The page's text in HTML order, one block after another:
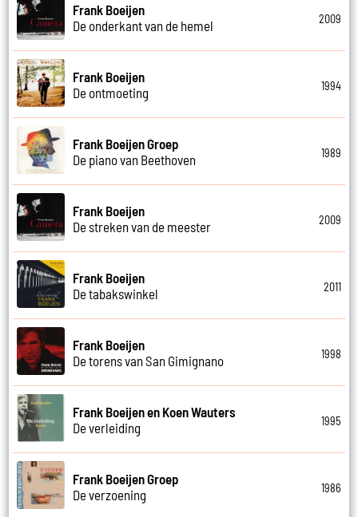
Frank Boeijen
De onderkant van de hemel
2009
Frank Boeijen
De ontmoeting
1994
Frank Boeijen Groep
De piano van Beethoven
1989
Frank Boeijen
De streken van de meester
2009
Frank Boeijen
De tabakswinkel
2011
Frank Boeijen
De torens van San Gimignano
1998
Frank Boeijen en Koen Wauters
De verleiding
1995
Frank Boeijen Groep
De verzoening
1986